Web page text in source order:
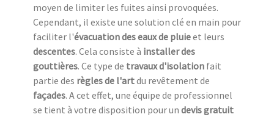
moyen de limiter les fuites ainsi provoquées.
Cependant, il existe une solution clé en main pour
faciliter l'évacuation des eaux de pluieet leurs
descentes. Cela consiste à installer des
gouttières. Ce type de travaux d'isolation fait
partie des règles de l'artdu revêtement de
façades. A cet effet, une équipe de professionnel
se tient à votre disposition pour un devis gratuit